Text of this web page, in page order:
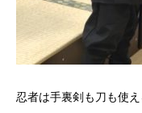
忍者は手裏剣も刀も使